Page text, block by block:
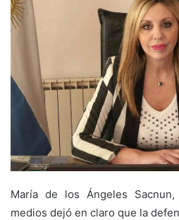
María de los Ángeles
medios dejó en claro que la